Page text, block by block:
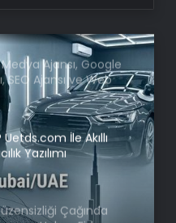
Ajansı, Google
SEO Ajansı ve Web
Uetds.com İle Akıllı
Yazılımı
Çağında
ve Hakan Fidan